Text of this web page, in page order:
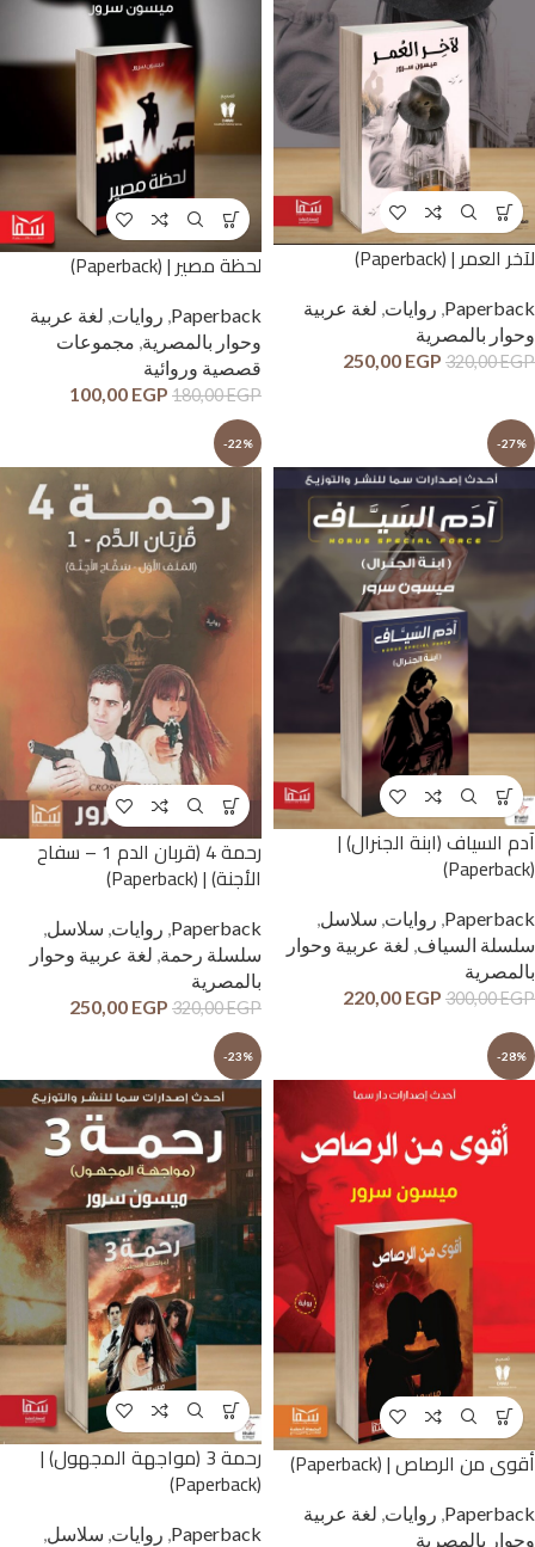
لآخر العمر | (Paperback)
Paperback
, روايات, لغة عربية
وحوار بالمصرية
320,00EGP
250,00 EGP
لحظة مصير | (Paperback)
Paperback
, روايات, لغة عربية
وحوار بالمصرية, مجموعات
قصصية وروائية
180,00EGP
100,00 EGP
-27%
آدم السياف (ابنة الجنرال) |
(Paperback)
Paperback
, روايات, سلاسل,
سلسلة السياف, لغة عربية وحوار
بالمصرية
300,00EGP
220,00 EGP
-22%
رحمة 4 (قربان الدم 1 – سفاح
الأجنة) | (Paperback)
Paperback
, روايات, سلاسل,
سلسلة رحمة, لغة عربية وحوار
بالمصرية
320,00EGP
250,00 EGP
-28%
أقوى من الرصاص | (Paperback)
Paperback
, روايات, لغة عربية
وحوار بالمصرية
-23%
رحمة 3 (مواجهة المجهول) |
(Paperback)
Paperback روايات سلاسل